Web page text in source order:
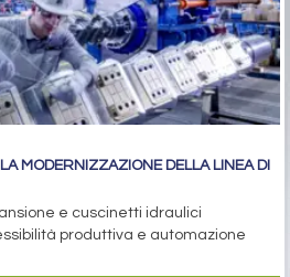
MODERNIZZAZIONE DELLA LINEA DI
e cuscinetti idraulici
produttiva e automazione